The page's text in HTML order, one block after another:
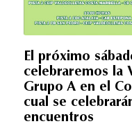
El próximo
celebraremos la
Grupo A en el
cual se
encuentros